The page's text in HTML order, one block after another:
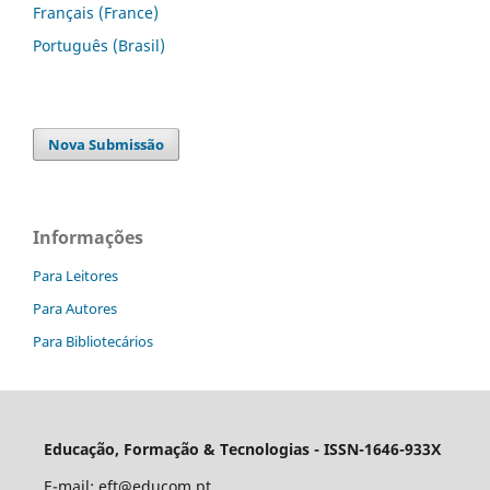
Français (France)
Português (Brasil)
Nova Submissão
Informações
Para Leitores
Para Autores
Para Bibliotecários
Educação, Formação & Tecnologias - ISSN-1646-933X
E-mail: eft@educom.pt